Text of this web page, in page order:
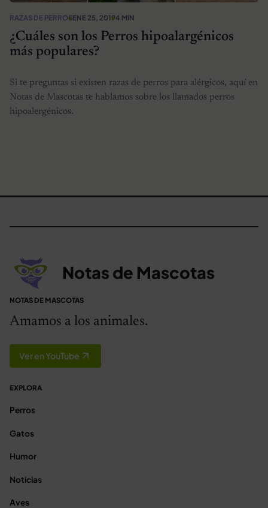
RAZAS DE PERROSENE 25, 20194 MIN
¿Cuáles son los Perros hipoalargénicos
más populares?
Si te preguntas si existen razas de perros para alérgicos, aquí en
Notas de Mascotas te hablamos sobre los llamados perros
hipoalergénicos.
Notas de Mascotas
NOTAS DE MASCOTAS
Amamos a los animales.
Ver en YouTube
EXPLORA
Perros
Gatos
Humor
Noticias
Aves